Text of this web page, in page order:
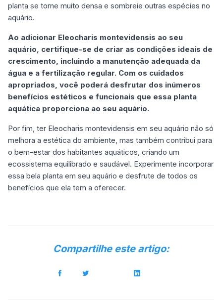
planta se torne muito densa e sombreie outras espécies no
aquário.
Ao adicionar Eleocharis montevidensis ao seu
aquário, certifique-se de criar as condições ideais de
crescimento, incluindo a manutenção adequada da
água e a fertilização regular. Com os cuidados
apropriados, você poderá desfrutar dos inúmeros
benefícios estéticos e funcionais que essa planta
aquática proporciona ao seu aquário.
Por fim, ter Eleocharis montevidensis em seu aquário não só
melhora a estética do ambiente, mas também contribui para
o bem-estar dos habitantes aquáticos, criando um
ecossistema equilibrado e saudável. Experimente incorporar
essa bela planta em seu aquário e desfrute de todos os
benefícios que ela tem a oferecer.
Compartilhe este artigo: